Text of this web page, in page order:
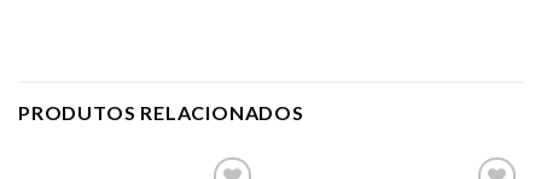
PRODUTOS RELACIONADOS